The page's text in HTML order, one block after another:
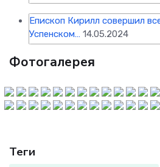
Епископ Кирилл совершил
Успенском… 14.05.2024
Фотогалерея
Теги